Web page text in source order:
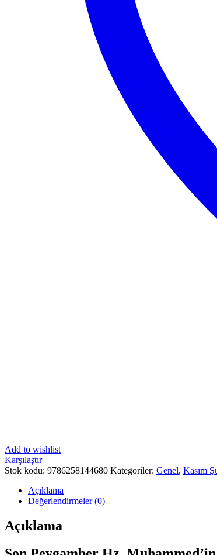
Add to wishlist
Karşılaştır
Stok kodu: 9786258144680 Kategoriler: Genel, Kasım
Açıklama
Değerlendirmeler (0)
Açıklama